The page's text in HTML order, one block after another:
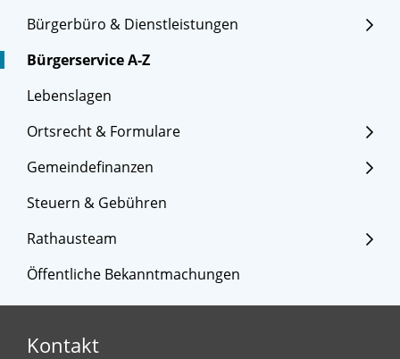
Bürgerbüro & Dienstleistungen
Bürgerservice A-Z
Lebenslagen
Ortsrecht & Formulare
Gemeindefinanzen
Steuern & Gebühren
Rathausteam
Öffentliche Bekanntmachungen
Kontakt